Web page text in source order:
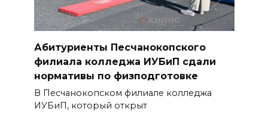
Абитуриенты Песчанокопского
филиала колледжа ИУБиП сдали
нормативы по физподготовке
В Песчанокопском филиале колледжа
ИУБиП, который открыт